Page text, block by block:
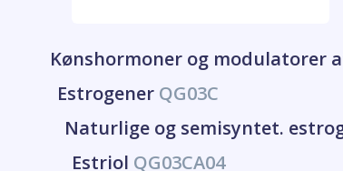
Kønshormoner og modulatorer
Estrogener QG03C
Naturlige og semisyntet.
Estriol QG03CA04